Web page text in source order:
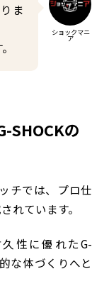
ショックマニ
ア
ま
SHOCKの
チでは、プロ仕
れています。
性に優れたG-
な体づくりへと